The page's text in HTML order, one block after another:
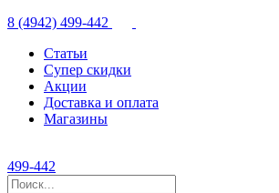
8 (4942) 499-442
Статьи
Супер скидки
Акции
Доставка и оплата
Магазины
499-442